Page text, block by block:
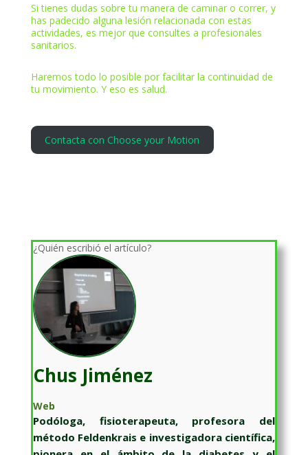
Si tienes dudas sobre tu manera de caminar o correr, y
has padecido alguna lesión relacionada con estas
actividades, es mejor que consultes a profesionales
sanitarios.
Haremos todo lo posible por facilitar la continuidad de
tu movimiento. Y eso es salud.
Contacta con Choose your Motion
¿Quién escribió el artículo?
Chus Jiménez
Web
Podóloga, fisioterapeuta, profesora del
método Feldenkrais e investigadora científica,